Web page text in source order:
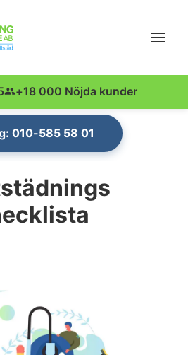
+18 000 Nöjda kunder
010-585 58 01